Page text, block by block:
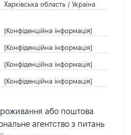
Харківська область / Україна
[Конфіденційна інформація]
[Конфіденційна інформація]
[Конфіденційна інформація]
[Конфіденційна інформація]
або поштова
агентство з питань